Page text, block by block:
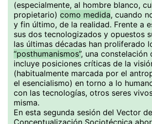
(especialmente, al hombre blanco,
propietario) como medida, cuando
y fin último, de la realidad. Frente a
sus dos tecnologizados y opuestos
las últimas décadas han proliferado
“posthumanismos”, una constelación
incluye posiciones críticas de la
(habitualmente marcada por el
el esencialismo) en torno a lo
con las tecnologías, otros seres
misma.
En esta segunda sesión del Vector de
Conceptualización Sociotécnica